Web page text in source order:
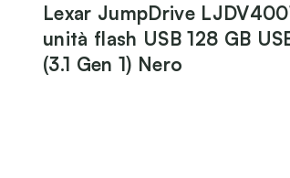
Lexar JumpDrive
unità flash USB 128 GB
(3.1 Gen 1) Nero